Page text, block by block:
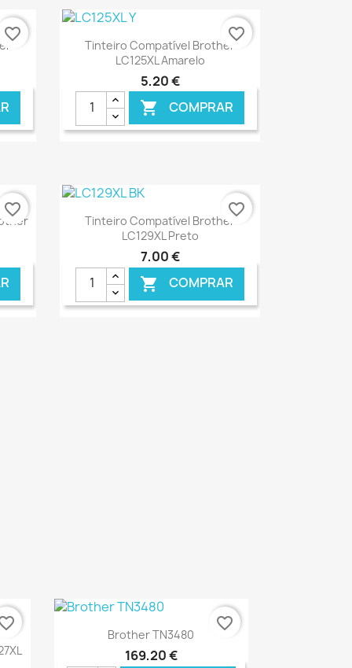
favorite_border Ver+
Tinteiro Compatível Brother
LC125XL Amarelo
5,20 €
 COMPRAR
favorite_border
favorite_border Ver+
Tinteiro Compatível Brother
LC129XL Preto
7,00 €
 COMPRAR
favorite_border
Ver+
Brother TN3480
169,20 €
favorite_border